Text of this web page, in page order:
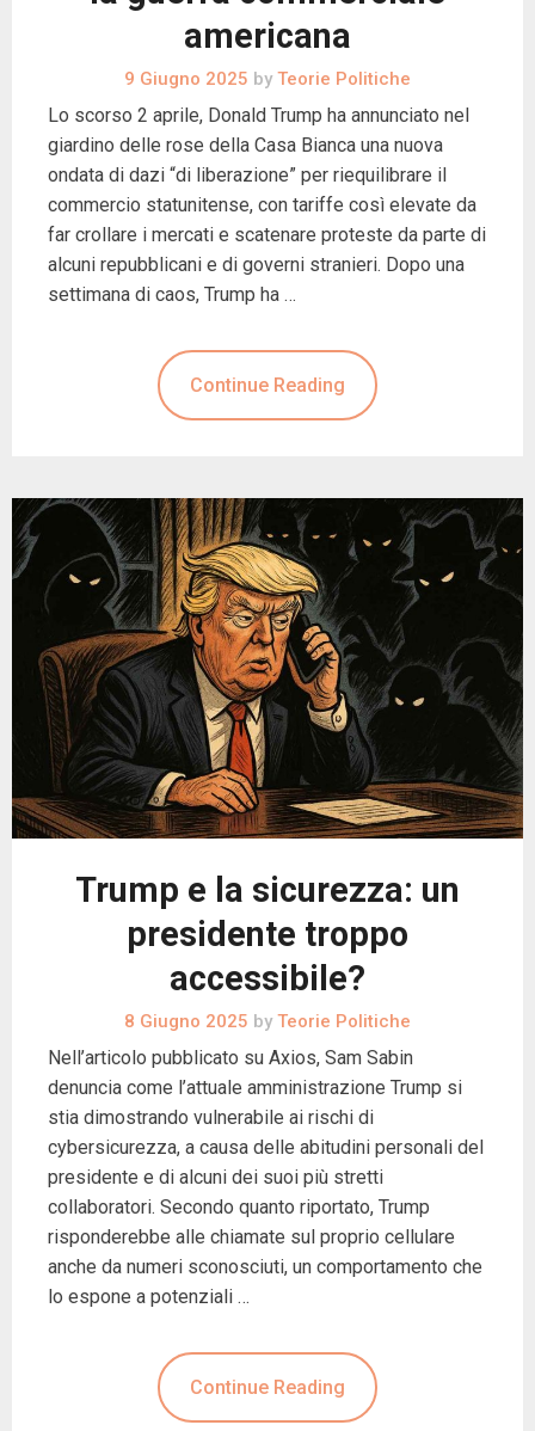
americana
9 Giugno 2025 by Teorie Politiche
Lo scorso 2 aprile, Donald Trump ha annunciato nel
giardino delle rose della Casa Bianca una nuova
ondata di dazi “di liberazione” per riequilibrare il
commercio statunitense, con tariffe così elevate da
far crollare i mercati e scatenare proteste da parte di
alcuni repubblicani e di governi stranieri. Dopo una
settimana di caos, Trump ha …
Continue Reading
Trump e la sicurezza: un
presidente troppo
accessibile?
8 Giugno 2025 by Teorie Politiche
Nell’articolo pubblicato su Axios, Sam Sabin
denuncia come l’attuale amministrazione Trump si
stia dimostrando vulnerabile ai rischi di
cybersicurezza, a causa delle abitudini personali del
presidente e di alcuni dei suoi più stretti
collaboratori. Secondo quanto riportato, Trump
risponderebbe alle chiamate sul proprio cellulare
anche da numeri sconosciuti, un comportamento che
lo espone a potenziali …
Continue Reading